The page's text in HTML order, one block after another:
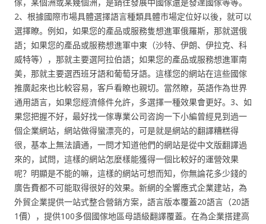
2、根據國際市場具體選擇語言種類具體市場定位好以後，就可以
選擇瞭。例如，如果您的產品或服務隻想進軍俄羅斯，那就選俄
語；如果您的產品或服務想進軍中東（沙特、伊朗、伊拉克、科
威特等），那就主要選阿拉伯語；如果您的產品或服務想進軍南
美，那就主要選西班牙語和葡萄牙語。這樣您的網站在這些國傢
推廣起來也比較容易，客戶看瞭也親切。當然瞭，英語作為世界
通用語言，如果您經濟條件允許，多選擇一種效果會更好。3、如
果您把握不好，最好找一傢專業公司咨詢一下小編曾經見到過一
個企業網站，網站做得蠻漂亮的，可是就是網站的翻譯糟糕得
很，基本上無法讀通，一問才知道他們的網站是從中文版翻譯過
來的，試問，這樣的網站怎麼樣能獲得一個比較好的運營效果
呢？明顯是不能的嘛，這樣的網站可想而知，你無論花多少錢的
廣告費都不可能取得很好的效果。新網的全響應式企業建站，為
外貿企業提供一站式整合營銷方案，語言版本覆蓋20語言（20語
1價），提供100多個國傢地區母語級翻譯覆蓋。在為企業搭建高